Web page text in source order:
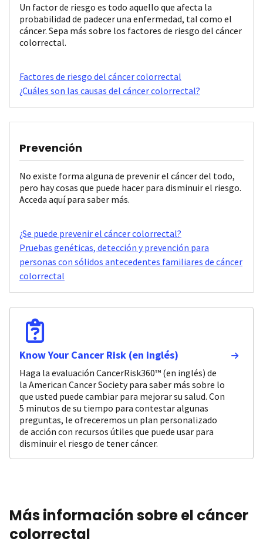
Un factor de riesgo es todo aquello que afecta la
probabilidad de padecer una enfermedad, tal como el
cáncer. Sepa más sobre los factores de riesgo del cáncer
colorrectal.
Factores de riesgo del cáncer colorrectal
¿Cuáles son las causas del cáncer colorrectal?
Prevención
No existe forma alguna de prevenir el cáncer del todo,
pero hay cosas que puede hacer para disminuir el riesgo.
Acceda aquí para saber más.
¿Se puede prevenir el cáncer colorrectal?
Pruebas genéticas, detección y prevención para
personas con sólidos antecedentes familiares de cáncer
colorrectal
Know Your Cancer Risk (en inglés)
Haga la evaluación CancerRisk360™ (en inglés) de
la American Cancer Society para saber más sobre lo
que usted puede cambiar para mejorar su salud. Con
5 minutos de su tiempo para contestar algunas
preguntas, le ofreceremos un plan personalizado
de acción con recursos útiles que puede usar para
disminuir el riesgo de tener cáncer.
Más información sobre el cáncer
colorrectal